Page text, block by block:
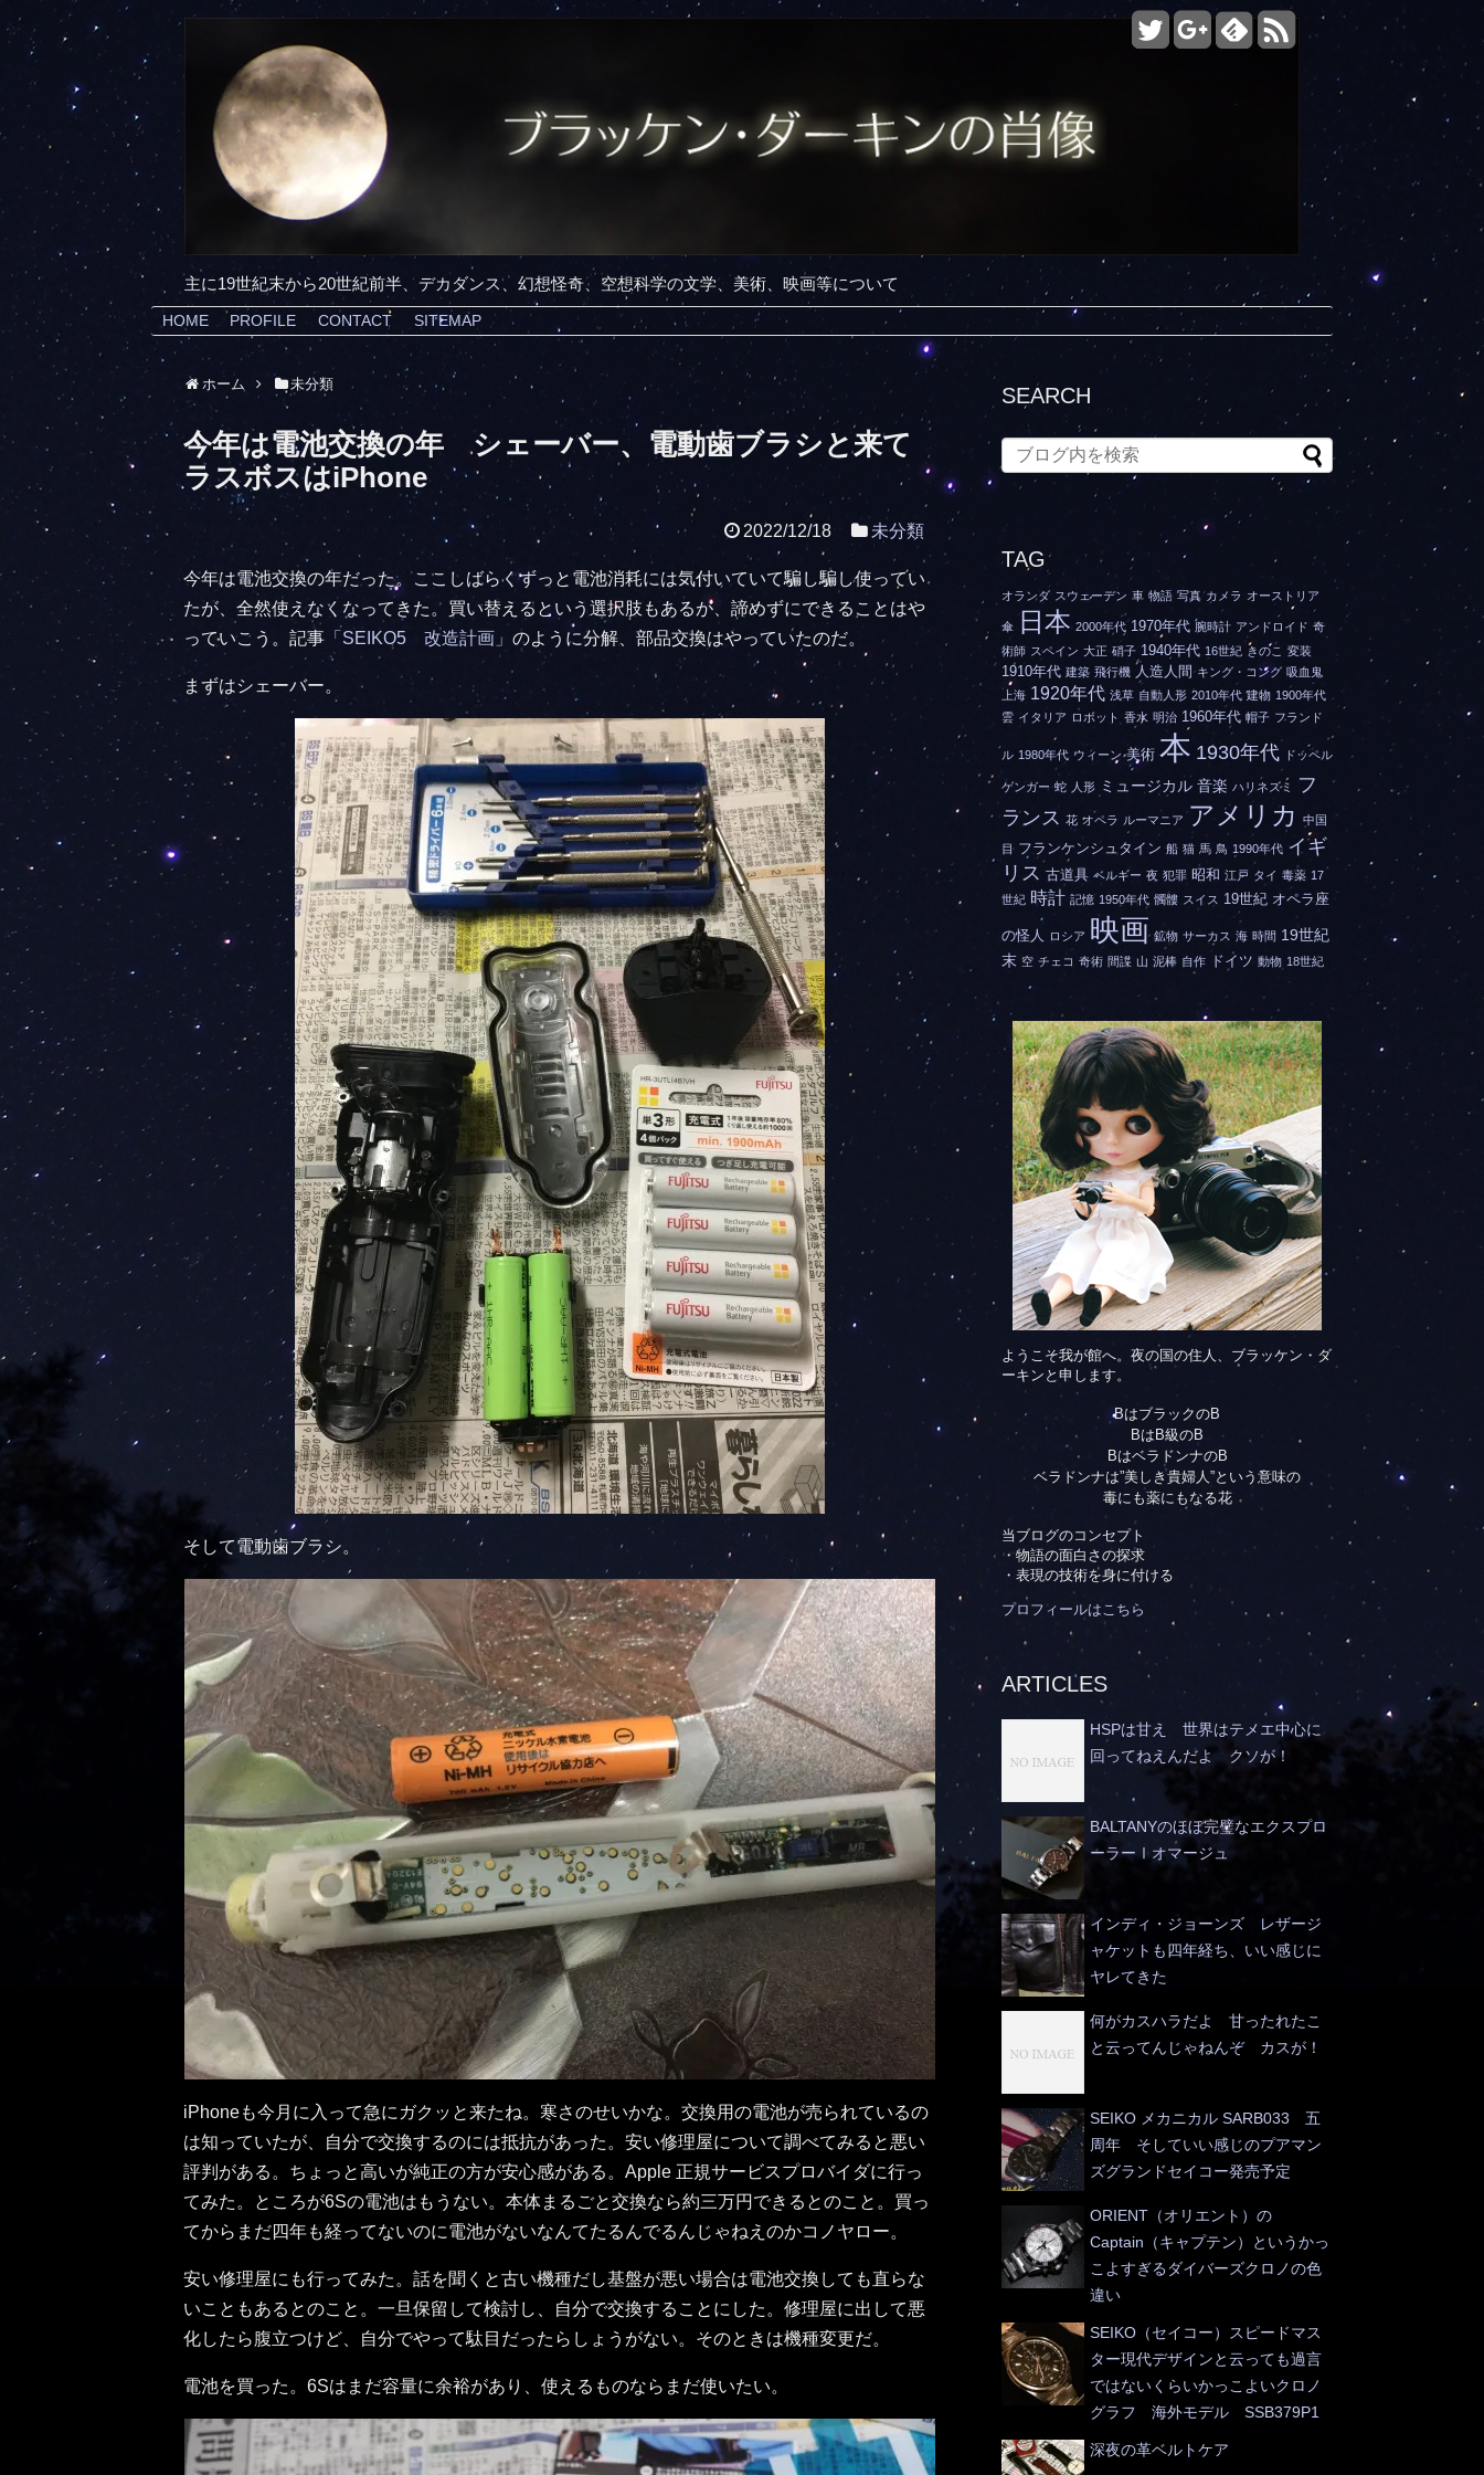
主に19世紀末から20世紀前半、デカダンス、幻想怪奇、空想科学の文学、美術、映画等について
HOME PROFILE CONTACT SITEMAP
ホーム 未分類
今年は電池交換の年 シェーバー、電動歯ブラシと来て
ラスボスはiPhone
2022/12/18 未分類
今年は電池交換の年だった。ここしばらくずっと電池消耗には気付いていて騙し騙し使ってい
たが、全然使えなくなってきた。買い替えるという選択肢もあるが、諦めずにできることはや
っていこう。記事 「SEIKO5 改造計画」 のように分解、部品交換はやっていたのだ。
まずはシェーバー。
そして電動歯ブラシ。
iPhoneも今月に入って急にガクッと来たね。寒さのせいかな。交換用の電池が売られているの
は知っていたが、自分で交換するのには抵抗があった。安い修理屋について調べてみると悪い
評判がある。ちょっと高いが純正の方が安心感がある。Apple 正規サービスプロバイダに行っ
てみた。ところが6Sの電池はもうない。本体まるごと交換なら約三万円できるとのこと。買っ
てからまだ四年も経ってないのに電池がないなんてたるんでるんじゃねえのかコノヤロー。
安い修理屋にも行ってみた。話を聞くと古い機種だし基盤が悪い場合は電池交換しても直らな
いこともあるとのこと。一旦保留して検討し、自分で交換することにした。修理屋に出して悪
化したら腹立つけど、自分でやって駄目だったらしょうがない。そのときは機種変更だ。
電池を買った。6Sはまだ容量に余裕があり、使えるものならまだ使いたい。
SEARCH
TAG
オランダ スウェーデン 車 物語 写真 カメラ オーストリア
傘 日本 2000年代 1970年代 腕時計 アンドロイド 奇
術師 スペイン 大正 硝子 1940年代 16世紀 きのこ 変装
1910年代 建築 飛行機 人造人間 キング・コング 吸血鬼
上海 1920年代 浅草 自動人形 2010年代 建物 1900年代
雲 イタリア ロボット 香水 明治 1960年代 帽子 フランド
ル 1980年代 ウィーン 美術 本 1930年代 ドッペル
ゲンガー 蛇 人形 ミュージカル 音楽 ハリネズミ
フ
ランス 花 オペラ ルーマニア アメリカ 中国
目 フランケンシュタイン 船 猫 馬 鳥 1990年代 イギ
リス 古道具 ベルギー 夜 犯罪 昭和 江戸 タイ 毒薬 17
世紀 時計 記憶 1950年代 髑髏 スイス 19世紀 オペラ座
の怪人 ロシア 映画 鉱物 サーカス 海 時間 19世紀
末 空 チェコ 奇術 間諜 山 泥棒 自作 ドイツ 動物 18世紀
ようこそ我が館へ。夜の国の住人、ブラッケン・ダ
ーキンと申します。
BはブラックのB
BはB級のB
BはベラドンナのB
ベラドンナは”美しき貴婦人”という意味の
毒にも薬にもなる花
当ブログのコンセプト
・物語の面白さの探求
・表現の技術を身に付ける
プロフィールはこちら
ARTICLES
HSPは甘え 世界はテメエ中心に
回ってねえんだよ クソが！
BALTANYのほぼ完璧なエクスプロ
ーラーⅠオマージュ
インディ・ジョーンズ レザージ
ャケットも四年経ち、いい感じに
ヤレてきた
何がカスハラだよ 甘ったれたこ
と云ってんじゃねんぞ カスが！
SEIKO メカニカル SARB033 五
周年 そしていい感じのプアマン
ズグランドセイコー発売予定
ORIENT（オリエント）の
Captain（キャプテン）というかっ
こよすぎるダイバーズクロノの色
違い
SEIKO（セイコー）スピードマス
ター現代デザインと云っても過言
ではないくらいかっこよいクロノ
グラフ 海外モデル SSB379P1
深夜の革ベルトケア